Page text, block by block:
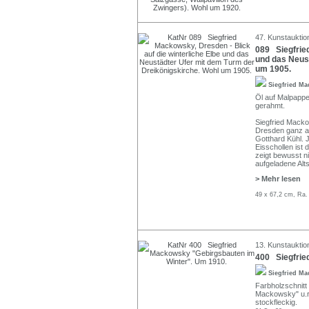
47.
089
und das
um 1905.
Siegfried
Öl auf
gerahmt.
Siegfried
Dresden ganz
Gotthard Kühl.
Eisschollen ist
zeigt bewusst
aufgeladene
> Mehr lesen
49 x 67,2 cm,
13.
400
Siegfried
Farbholzschnitt
Mackowsky"
stockfleckig.